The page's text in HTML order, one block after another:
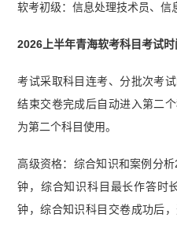
软考初级：信息处理技术员、信
2026上半年青海软考科目考试时
考试采取科目连考、分批次考
结束交卷完成后自动进入第二
为第二个科目使用。
高级资格：综合知识和案例分
钟，综合知识科目最长作答时
钟，综合知识科目交卷成功后